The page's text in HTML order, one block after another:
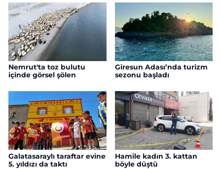
Nemrut'ta toz bulutu
içinde görsel şölen
Giresun Adası’nda turizm
sezonu başladı
Galatasaraylı taraftar evine
5. yıldızı da taktı
Hamile kadın 3. kattan
böyle düştü